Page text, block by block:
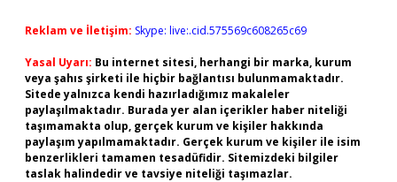
Reklam ve İletişim: Skype: live:.cid.575569c608265c69
Yasal Uyarı: Bu internet sitesi, herhangi bir marka, kurum
veya şahıs şirketi ile hiçbir bağlantısı bulunmamaktadır.
Sitede yalnızca kendi hazırladığımız makaleler
paylaşılmaktadır. Burada yer alan içerikler haber niteliği
taşımamakta olup, gerçek kurum ve kişiler hakkında
paylaşım yapılmamaktadır. Gerçek kurum ve kişiler ile isim
benzerlikleri tamamen tesadüfidir. Sitemizdeki bilgiler
taslak halindedir ve tavsiye niteliği taşımazlar.